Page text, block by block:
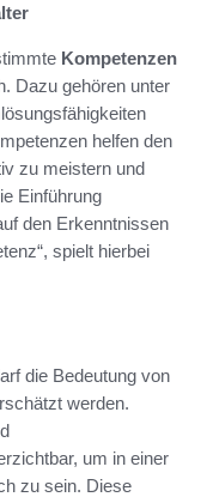
Kompetenzen
Dazu gehören unter
helfen den
zu meistern und
Einführung
den Erkenntnissen
spielt hierbei
die Bedeutung von
werden.
um in einer
zu sein. Diese